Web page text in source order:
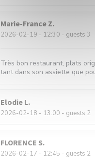
Marie-France Z
2026-02-19 - 12:30 - guests 3
Très bon restaurant, plats
tant dans son assiette que
Elodie L
2026-02-18 - 13:00 - guests 2
FLORENCE S
2026-02-17 - 12:45 - guests 2